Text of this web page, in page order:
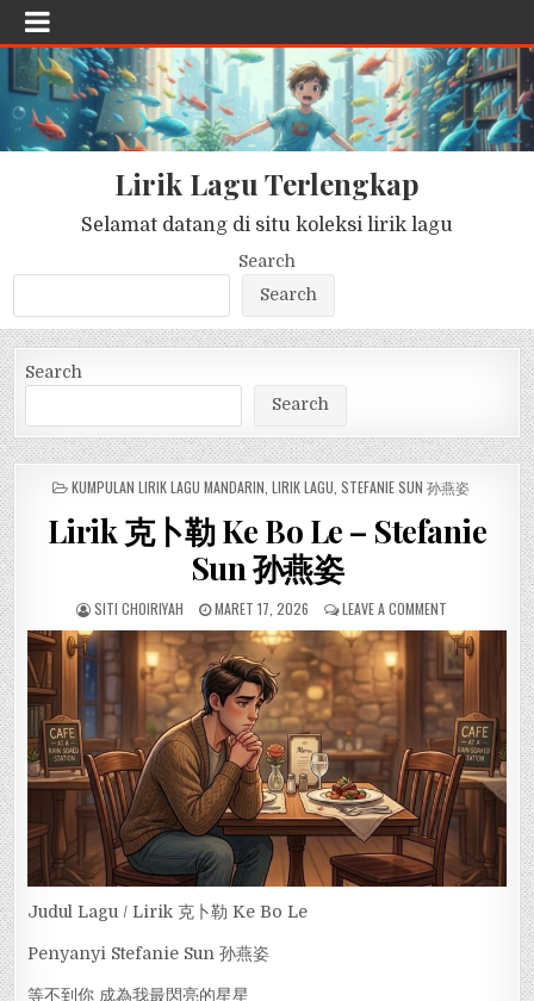
Lirik Lagu Terlengkap
Selamat datang di situ koleksi lirik lagu
Search
Search
Search
Search
POSTED
KUMPULAN LIRIK LAGU MANDARIN LIRIK LAGU STEFANIE SUN 孙燕姿
Lirik 克卜勒 Ke Bo Le – Stefanie
Sun 孙燕姿
SITI CHOIRIYAH MARET 17, 2026 LEAVE A COMMENT
Judul Lagu / Lirik 克卜勒 Ke Bo Le
Penyanyi Stefanie Sun 孙燕姿
等不到你 成為我最閃亮的星星